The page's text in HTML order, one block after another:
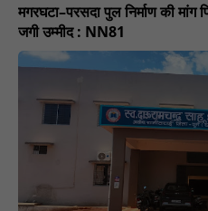
मगरघटा–परसदा पुल निर्माण की
जगी उम्मीद : NN81